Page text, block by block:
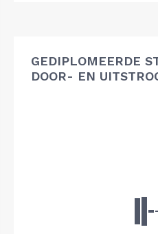
GEDIPLOMEERDE
DOOR- EN